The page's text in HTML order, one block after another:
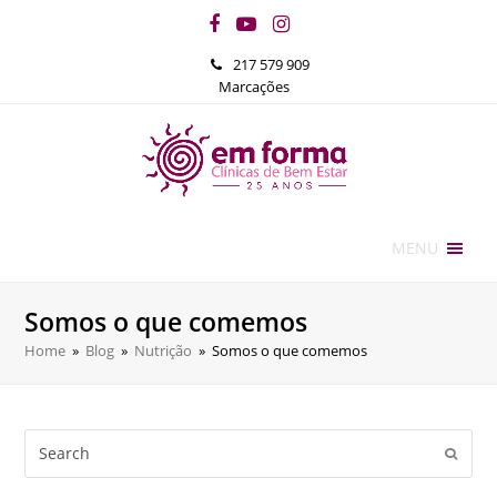
Facebook
YouTubeInstagram
217 579 909
Marcações
MENU
Somos o que comemos
Home » Blog » Nutrição » Somos o que comemos